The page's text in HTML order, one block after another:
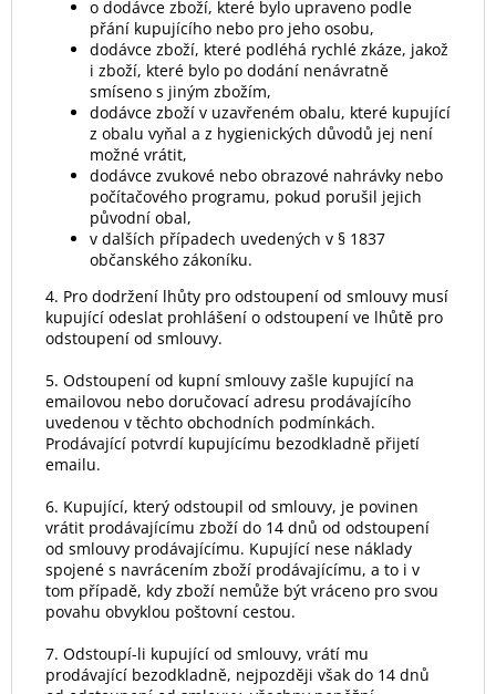
o dodávce zboží, které bylo upraveno podle
přání kupujícího nebo pro jeho osobu,
dodávce zboží, které podléhá rychlé zkáze, jakož
i zboží, které bylo po dodání nenávratně
smíseno s jiným zbožím,
dodávce zboží v uzavřeném obalu, které kupující
z obalu vyňal a z hygienických důvodů jej není
možné vrátit,
dodávce zvukové nebo obrazové nahrávky nebo
počítačového programu, pokud porušil jejich
původní obal,
v dalších případech uvedených v § 1837
občanského zákoníku.
4. Pro dodržení lhůty pro odstoupení od smlouvy musí
kupující odeslat prohlášení o odstoupení ve lhůtě pro
odstoupení od smlouvy.
5. Odstoupení od kupní smlouvy zašle kupující na
emailovou nebo doručovací adresu prodávajícího
uvedenou v těchto obchodních podmínkách.
Prodávající potvrdí kupujícímu bezodkladně přijetí
emailu.
6. Kupující, který odstoupil od smlouvy, je povinen
vrátit prodávajícímu zboží do 14 dnů od odstoupení
od smlouvy prodávajícímu. Kupující nese náklady
spojené s navrácením zboží prodávajícímu, a to i v
tom případě, kdy zboží nemůže být vráceno pro svou
povahu obvyklou poštovní cestou.
7. Odstoupí-li kupující od smlouvy, vrátí mu
prodávající bezodkladně, nejpozději však do 14 dnů